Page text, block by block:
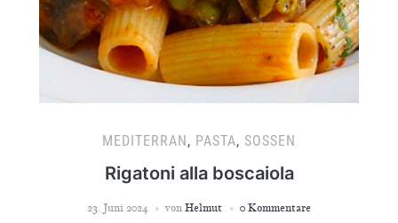
MEDITERRAN, PASTA, SOSSEN
Rigatoni alla boscaiola
23. Juni 2024 von Helmut 0 Kommentare